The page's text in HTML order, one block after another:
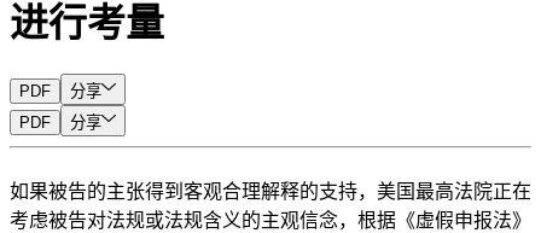
进行考量
PDF
分享
PDF
分享
如果被告的主张得到客观合理解释的支持，美国最高法院正在
考虑被告对法规或法规含义的主观信念，根据《虚假申报法》